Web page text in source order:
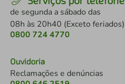
de segunda a sábado das
08h às 20h40 (Exceto feriados)
0800 724 4770
Ouvidoria
Reclamações e denúncias